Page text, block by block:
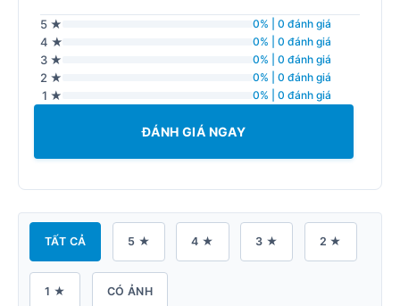
5 ★ 0% | 0 đánh giá
4 ★ 0% | 0 đánh giá
3 ★ 0% | 0 đánh giá
2 ★ 0% | 0 đánh giá
1 ★ 0% | 0 đánh giá
ĐÁNH GIÁ NGAY
TẤT CẢ 5 ★ 4 ★ 3 ★ 2 ★
1 ★ CÓ ẢNH